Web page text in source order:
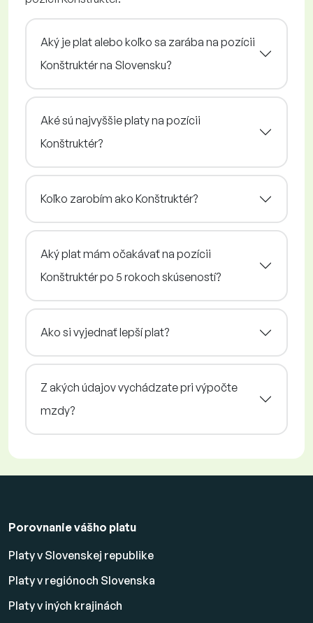
Aký je plat alebo koľko sa zarába na pozícii
Konštruktér na Slovensku?
Aké sú najvyššie platy na pozícii
Konštruktér?
Koľko zarobím ako Konštruktér?
Aký plat mám očakávať na pozícii
Konštruktér po 5 rokoch skúseností?
Ako si vyjednať lepší plat?
Z akých údajov vychádzate pri výpočte
mzdy?
Porovnanie vášho platu
Platy v Slovenskej republike
Platy v regiónoch Slovenska
Platy v iných krajinách